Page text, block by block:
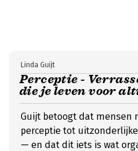
Perceptie -
die je leven voor
Linda Guijt
Guijt betoogt dat mensen
perceptie tot
— en dat dit iets is wat